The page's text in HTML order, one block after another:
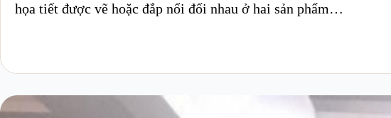
họa tiết được vẽ hoặc đắp nổi đối nhau ở hai sản phẩm…